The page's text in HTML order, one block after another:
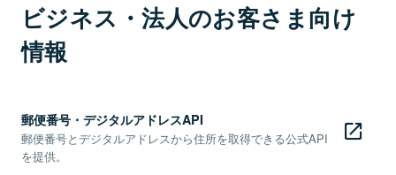
ビジネス・法人のお客さま向け
情報
郵便番号・デジタルアドレスAPI
郵便番号とデジタルアドレスから住所を取得できる公式API
を提供。